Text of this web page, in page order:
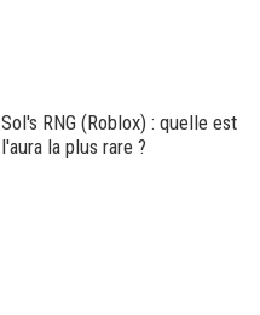
Sol's RNG (Roblox) : quelle est
l'aura la plus rare ?